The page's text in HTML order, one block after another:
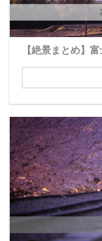
【絶景まとめ】